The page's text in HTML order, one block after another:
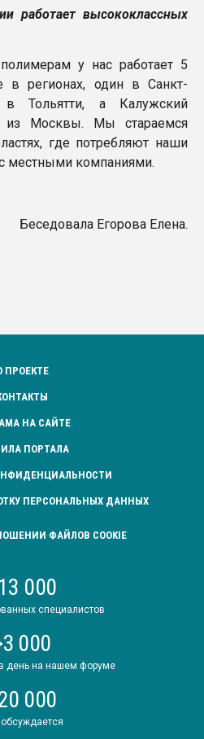
работает высококлассных
у нас работает 5
в регионах, один в Санкт-
Тольятти, а Калужский
из Москвы. Мы стараемся
где потребляют наши
местными компаниями.
Беседовала Егорова Елена.
ПРОЕКТЕ
НА САЙТЕ
ПОРТАЛА
ПЕРСОНАЛЬНЫХ ДАННЫХ
ФАЙЛОВ COOKIE
000
специалистов
000
день на нашем форуме
000